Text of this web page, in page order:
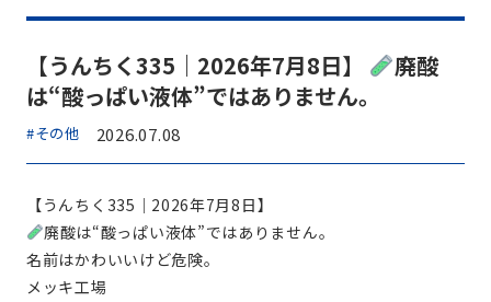
【うんちく335｜2026年7月8日】
廃酸
は“酸っぱい液体”ではありません。
#その他 2026.07.08
【うんちく335｜2026年7月8日】
廃酸は“酸っぱい液体”ではありません。
名前はかわいいけど危険。
メッキ工場